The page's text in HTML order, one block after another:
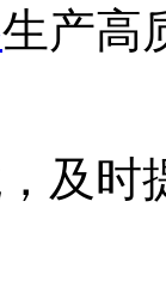
生产高
及